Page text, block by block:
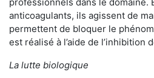
anticoagulants, ils agissent de
permettent de bloquer le
est réalisé à l’aide de l’inhibition
La lutte biologique